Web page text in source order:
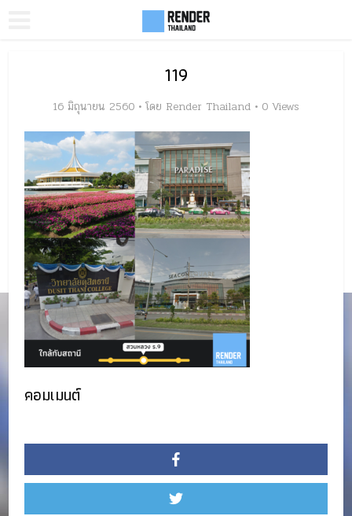
119
16 มิถุนายน 2560 โดย Render Thailand 0 Views
คอมเมนต์